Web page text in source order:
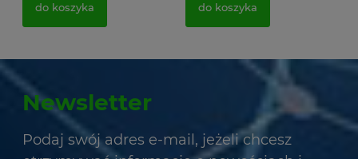
do koszyka do koszyka
Newsletter
Podaj swój adres e-mail, jeżeli chcesz